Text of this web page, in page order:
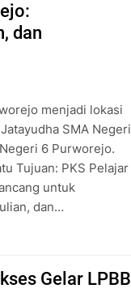
dan
menjadi lokasi
SMA Negeri
6 Purworejo.
Tujuan: PKS Pelajar
untuk
dan…
Gelar LPBB